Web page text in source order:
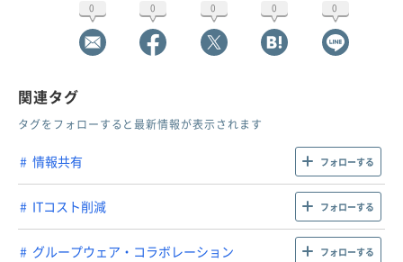
0 0 0 0 0
関連タグ
タグをフォローすると最新情報が表示されます
情報共有 フォローする
ITコスト削減 フォローする
グループウェア・コラボレーション フォローする